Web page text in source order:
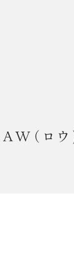
（ロ